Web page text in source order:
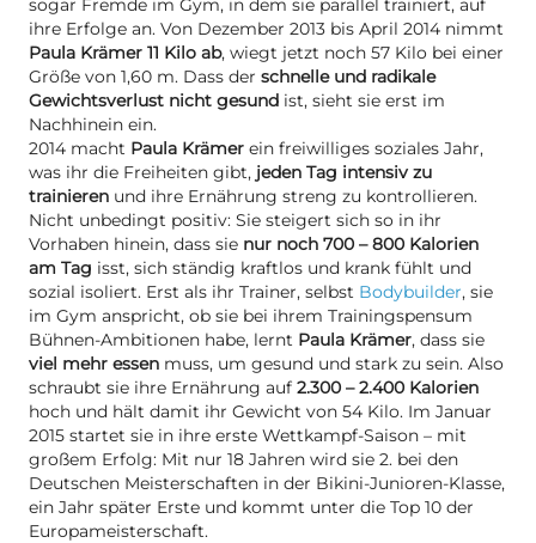
sogar Fremde im Gym, in dem sie parallel trainiert, auf
ihre Erfolge an. Von Dezember 2013 bis April 2014 nimmt
Paula Krämer 11 Kilo ab, wiegt jetzt noch 57 Kilo bei einer
Größe von 1,60 m. Dass der schnelle und radikale
Gewichtsverlust nicht gesund ist, sieht sie erst im
Nachhinein ein.
2014 macht Paula Krämer ein freiwilliges soziales Jahr,
was ihr die Freiheiten gibt, jeden Tag intensiv zu
trainieren und ihre Ernährung streng zu kontrollieren.
Nicht unbedingt positiv: Sie steigert sich so in ihr
Vorhaben hinein, dass sie nur noch 700 – 800 Kalorien
am Tag isst, sich ständig kraftlos und krank fühlt und
sozial isoliert. Erst als ihr Trainer, selbst Bodybuilder, sie
im Gym anspricht, ob sie bei ihrem Trainingspensum
Bühnen-Ambitionen habe, lernt Paula Krämer, dass sie
viel mehr essen muss, um gesund und stark zu sein. Also
schraubt sie ihre Ernährung auf 2.300 – 2.400 Kalorien
hoch und hält damit ihr Gewicht von 54 Kilo. Im Januar
2015 startet sie in ihre erste Wettkampf-Saison – mit
großem Erfolg: Mit nur 18 Jahren wird sie 2. bei den
Deutschen Meisterschaften in der Bikini-Junioren-Klasse,
ein Jahr später Erste und kommt unter die Top 10 der
Europameisterschaft.